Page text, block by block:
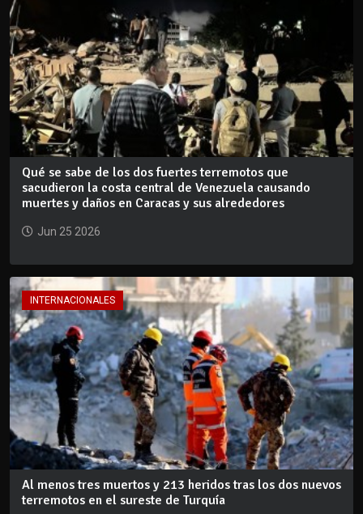
Qué se sabe de los dos fuertes terremotos que
sacudieron la costa central de Venezuela causando
muertes y daños en Caracas y sus alrededores
Jun 25 2026
INTERNACIONALES
Al menos tres muertos y 213 heridos tras los dos nuevos
terremotos en el sureste de Turquía